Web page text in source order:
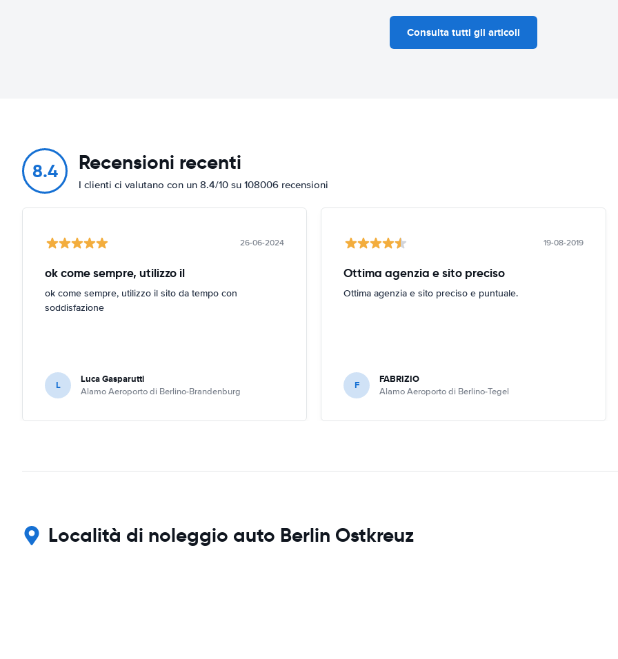
Consulta tutti gli articoli
8.4 Recensioni recenti
I clienti ci valutano con un 8.4/10 su 108006 recensioni
26-06-2024
ok come sempre, utilizzo il
ok come sempre, utilizzo il sito da tempo con
soddisfazione
L Luca Gasparutti
Alamo Aeroporto di Berlino-Brandenburg
19-08-2019
Ottima agenzia e sito preciso
Ottima agenzia e sito preciso e puntuale.
F FABRIZIO
Alamo Aeroporto di Berlino-Tegel
Località di noleggio auto Berlin Ostkreuz